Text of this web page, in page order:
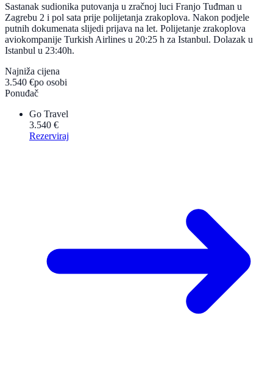
Sastanak sudionika putovanja u zračnoj luci Franjo Tuđman u
Zagrebu 2 i pol sata prije polijetanja zrakoplova. Nakon podjele
putnih dokumenata slijedi prijava na let. Polijetanje zrakoplova
aviokompanije Turkish Airlines u 20:25 h za Istanbul. Dolazak u
Istanbul u 23:40h.
Najniža cijena
3.540 €po osobi
Ponuđač
Go Travel
3.540 €
Rezerviraj